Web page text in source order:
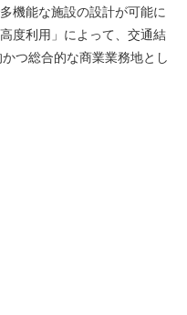
機能な施設の設計が可能に
度利用」によって、交通結
つ総合的な商業業務地とし